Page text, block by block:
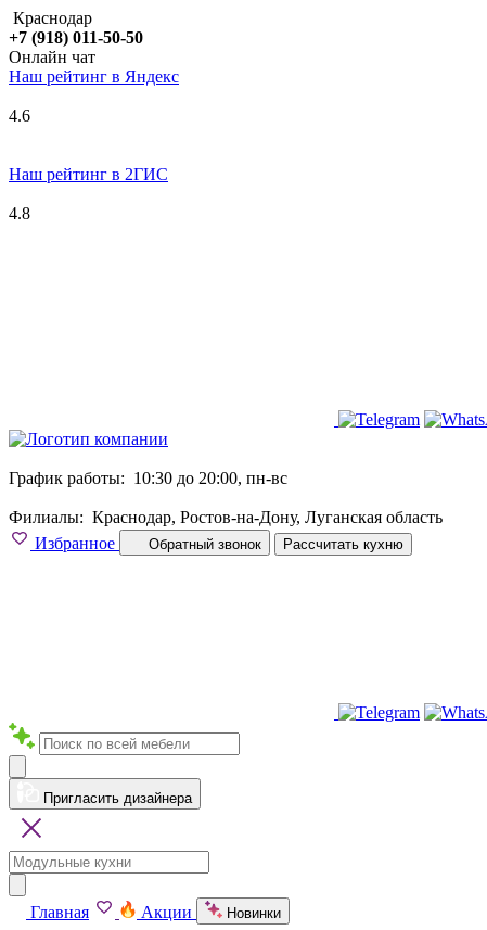
Краснодар
+7 (918) 011-50-50
Онлайн чат
Наш рейтинг в Яндекс
4.6
Наш рейтинг в 2ГИС
4.8
График работы: 10:30 до 20:00, пн-вс
Филиалы: Краснодар, Ростов-на-Дону, Луганская область
Избранное
Обратный звонок Рассчитать кухню
Пригласить дизайнера
Главная Акции Новинки